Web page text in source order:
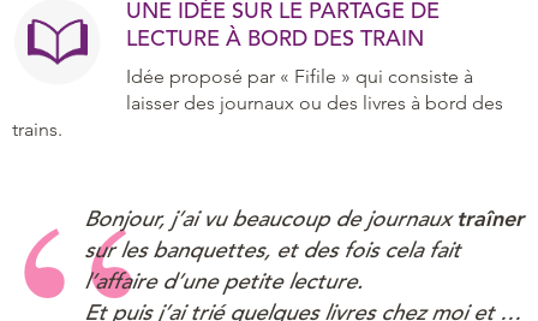
UNE IDÉE SUR LE PARTAGE DE
LECTURE À BORD DES TRAIN
Idée proposé par « Fifile » qui consiste à
laisser des journaux ou des livres à bord des
trains.
Bonjour, j’ai vu beaucoup de journauxtraîner
sur les banquettes, et des fois cela fait
l’affaire d’une petite lecture.
Et puis j’ai trié quelques livres chez moi et …